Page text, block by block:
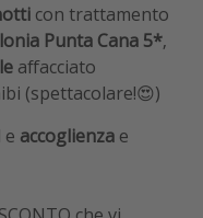
con trattamento
Punta Cana 5*,
affacciato
(spettacolare!😍)
accoglienza e